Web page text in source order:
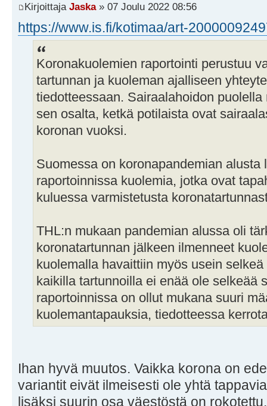
Kirjoittaja Jaska» 07 Joulu 2022 08:56
https://www.is.fi/kotimaa/art-
Koronakuolemien raportointi perustuu
tartunnan ja kuoleman ajalliseen
tiedotteessaan. Sairaalahoidon
sen osalta, ketkä potilaista ovat
koronan vuoksi.
Suomessa on koronapandemian alusta
raportoinnissa kuolemia, jotka ovat
kuluessa varmistetusta
THL:n mukaan pandemian alussa oli
koronatartunnan jälkeen ilmenneet
kuolemalla havaittiin myös usein
kaikilla tartunnoilla ei enää ole selkeää
raportoinnissa on ollut mukana suuri
kuolemantapauksia, tiedotteessa
Ihan hyvä muutos. Vaikka korona on
variantit eivät ilmeisesti ole yhtä
lisäksi suurin osa väestöstä on